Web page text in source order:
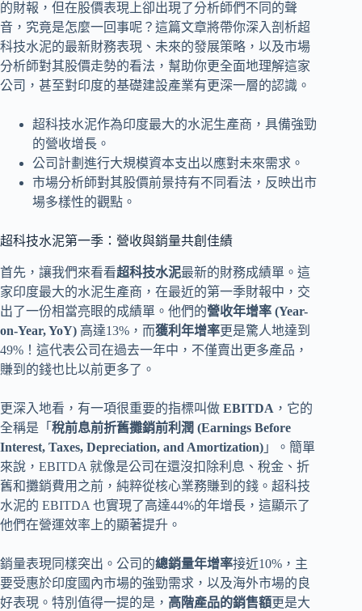
的財報，但在股價表現上卻出現了分析師們不同的聲
音，究竟是怎麼一回事呢？這篇文章將帶你深入剖析超
科技水泥的最新財務表現、未來的發展策略，以及市場
分析師對其股價走勢的看法，幫助你更全面地理解這家
公司，甚至對印度的基礎建設產業有更深一層的認識。
超科技水泥作為印度最大的水泥生產商，具備強勁
的營收增長。
公司計劃進行大規模資本支出以應對未來需求。
市場分析師對其股價前景持有不同看法，反映出市
場多樣性的觀點。
超科技水泥第一季：營收與銷量共創佳績
首先，讓我們來看看超科技水泥最新的財務成績單。這
家印度最大的水泥生產商，在最近的第一季財報中，交
出了一份相當亮眼的成績單。他們的營收年增率 (Year-
on-Year, YoY) 高達13%，而獲利年增率更是驚人地達到
49%！這代表公司在過去一年中，不僅賣出更多產品，
賺到的錢也比以前更多了。
更深入地看，有一項很重要的指標叫做 EBITDA ，它的
全稱是「 稅前息前折舊攤銷前利潤 (Earnings Before
Interest, Taxes, Depreciation, and Amortization) 」。簡單
來說，EBITDA 就像是公司在還沒扣除利息、稅金、折
舊和攤銷費用之前，純粹從核心業務賺到的錢。超科技
水泥的 EBITDA 也實現了高達44%的年增長，這顯示了
他們在營運效率上的顯著提升。
銷量表現同樣突出。公司的總銷量年增率接近10%，主
要受惠於印度國內市場的強勁需求，以及海外市場的良
好表現。特別值得一提的是， 高階產品的銷售額更是大